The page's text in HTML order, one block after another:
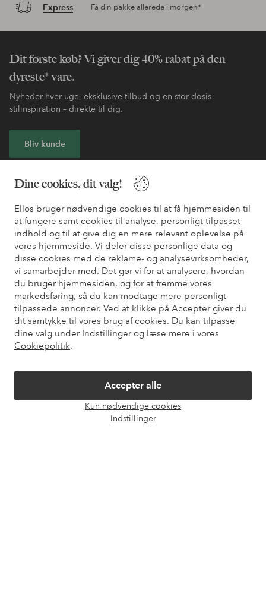
Dine cookies, dit valg!
Ellos bruger nødvendige cookies til at få hjemmesiden til
at fungere samt cookies til analyse, personligt tilpasset
indhold og til at give dig en mere relevant oplevelse på
vores hjemmeside. Vi deler disse personlige data og
disse cookies med de reklame- og analysevirksomheder,
vi samarbejder med. Det gør vi for at analysere, hvordan
du bruger hjemmesiden, og for at fremme vores
markedsføring, så du kan modtage mere personligt
tilpassede annoncer. Ved at klikke på Accepter giver du
dit samtykke til vores brug af cookies. Du kan tilpasse
dine valg under Indstillinger og læse mere i vores
Cookiepolitik.
Accepter alle
Kun nødvendige cookies
Indstillinger
Express Få din pakke allerede i morgen*
Dit første køb? Vi giver dig 40% rabat på den
dyreste* vare.
Nyheder hver uge, eksklusive tilbud og en stor dosis
stilinspiration – direkte til dig.
Bliv kunde
Har du brug for hjælp?
Du kan finde svar på de oftest stillede spørgsmål i vores FAQ.
Du kan også finde oplysninger om, hvordan du kontakter os.
Kundeservice Bestilling Betalingsmåde
Mine sider